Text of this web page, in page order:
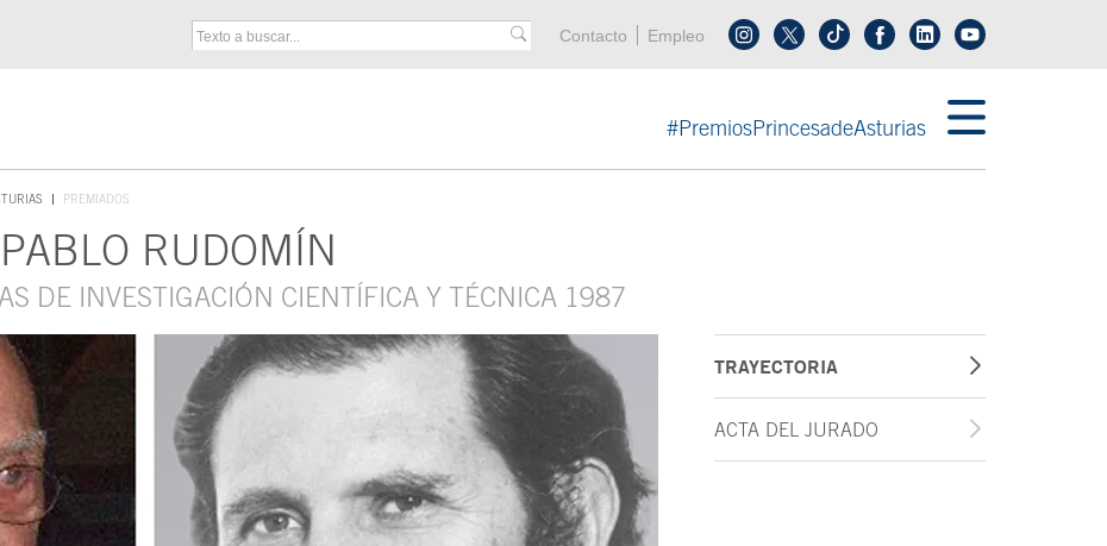
Menú cabecera
Contacto Empleo Síguenos en tiktokSíguenos en linkedin
#PremiosPrincesadeAsturias
PREMIADOS
RUDOMÍN
DE INVESTIGACIÓN CIENTÍFICA Y TÉCNICA 1987
TRAYECTORIA
ACTA DEL JURADO